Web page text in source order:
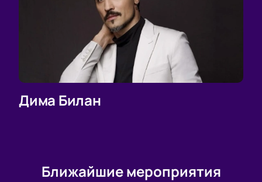
Дима Билан
Ближайшие мероприятия